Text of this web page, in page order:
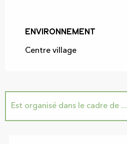
Environnement
Environnement
Centre village
Est organisé dans le cadre de ...